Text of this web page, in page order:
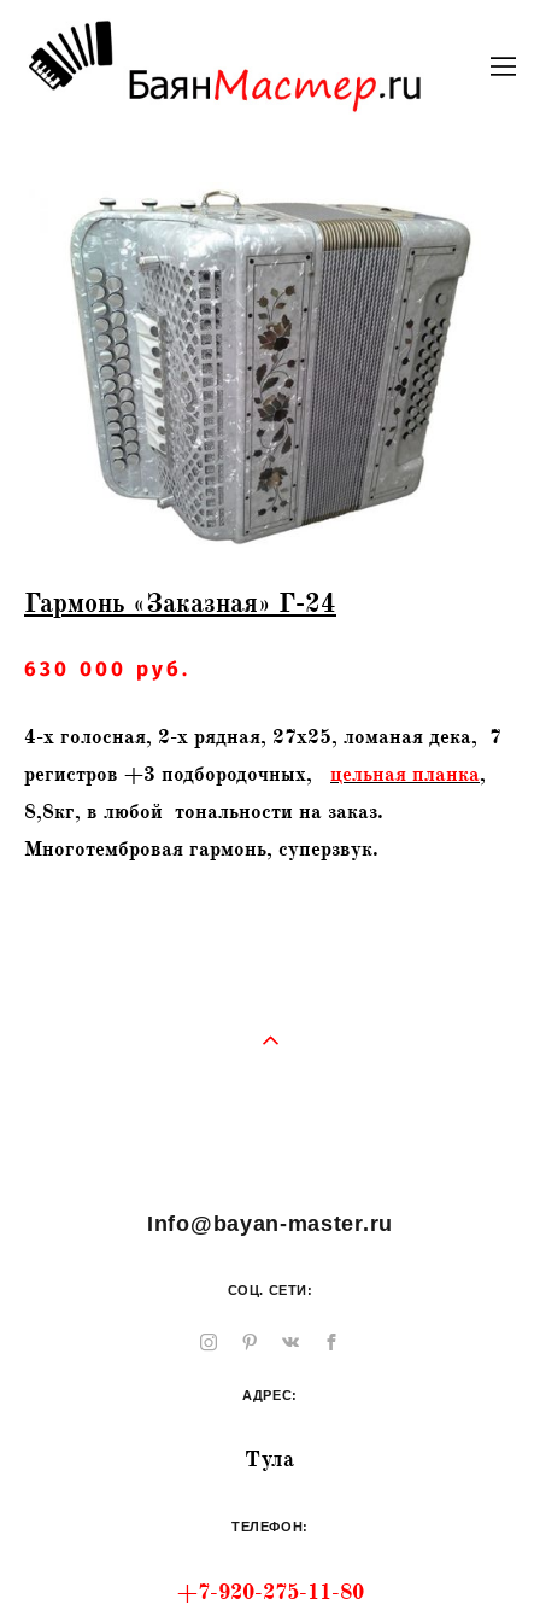
Гармонь «Заказная» Г-24
630 000 руб.
4-х голосная, 2-х рядная, 27х25, ломаная дека, 7
регистров +3 подбородочных, цельная планка,
8,8кг, в любой тональности на заказ.
Многотембровая гармонь, суперзвук.
Info@bayan-master.ru
СОЦ. СЕТИ:
АДРЕС:
Тула
ТЕЛЕФОН:
+7-920-275-11-80